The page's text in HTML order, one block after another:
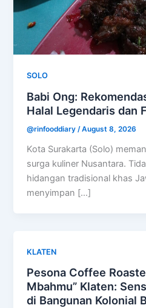
SOLO
Babi Ong:
Halal Legendaris dan
@rinfooddiary /August 8, 2026
Kota Surakarta (Solo)
surga kuliner Nusantara.
hidangan tradisional khas
menyimpan […]
KLATEN
Pesona Coffee
Mbahmu” Klaten:
di Bangunan Kolonial